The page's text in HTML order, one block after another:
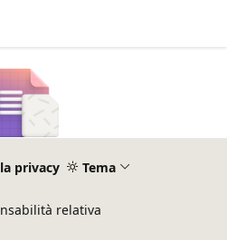
privacy Tema
relativa